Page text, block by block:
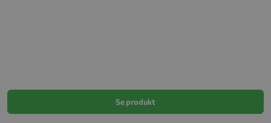
Se produkt